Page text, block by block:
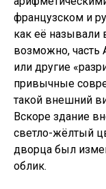
французском и
как её называли
возможно, часть
или другие
привычные
такой внешний
Вскоре здание
светло-жёлтый
дворца был
облик.